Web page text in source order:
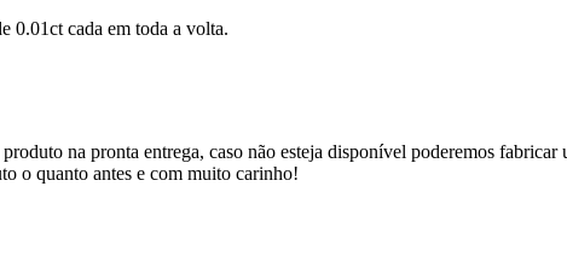
0.01ct cada em toda a volta.
na pronta entrega, caso não esteja disponível poderemos
o quanto antes e com muito carinho!